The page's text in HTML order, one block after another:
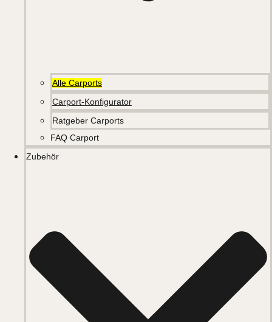
Alle Carports
Carport-Konfigurator
Ratgeber Carports
FAQ Carport
Zubehör